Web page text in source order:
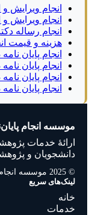
انجام ویرایش
انجام ویرایش
انجام رساله
هزینه و قیمت
انجام پایان
انجام پایان
انجام پایان
انجام پایان
موسسه انجام
ارائهٔ خدمات
دانشجویان و
© 2025 موسسه انجام پایان‌نامه نگار — تمامی حقوق محفوظ است.
لینک‌های سریع
خانه
خدمات